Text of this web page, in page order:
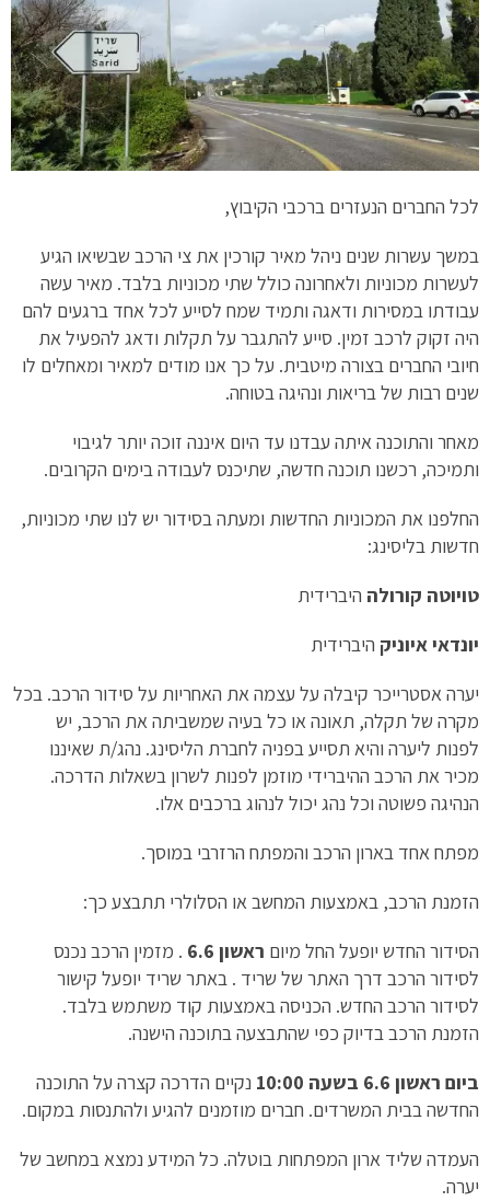
לכל החברים הנעזרים ברכבי הקיבוץ,
במשך עשרות שנים ניהל מאיר קורכין את צי הרכב שבשיאו הגיע
לעשרות מכוניות ולאחרונה כולל שתי מכוניות בלבד. מאיר עשה
עבודתו במסירות ודאגה ותמיד שמח לסייע לכל אחד ברגעים להם
היה זקוק לרכב זמין. סייע להתגבר על תקלות ודאג להפעיל את
חיובי החברים בצורה מיטבית. על כך אנו מודים למאיר ומאחלים לו
שנים רבות של בריאות ונהיגה בטוחה.
מאחר והתוכנה איתה עבדנו עד היום איננה זוכה יותר לגיבוי
ותמיכה, רכשנו תוכנה חדשה, שתיכנס לעבודה בימים הקרובים.
החלפנו את המכוניות החדשות ומעתה בסידור יש לנו שתי מכוניות,
חדשות בליסינג:
טויוטה קורולה היברידית
יונדאי איוניק היברידית
יערה אסטרייכר קיבלה על עצמה את האחריות על סידור הרכב. בכל
מקרה של תקלה, תאונה או כל בעיה שמשביתה את הרכב, יש
לפנות ליערה והיא תסייע בפניה לחברת הליסינג. נהג/ת שאיננו
מכיר את הרכב ההיברידי מוזמן לפנות לשרון בשאלות הדרכה.
הנהיגה פשוטה וכל נהג יכול לנהוג ברכבים אלו.
מפתח אחד בארון הרכב והמפתח הרזרבי במוסך.
הזמנת הרכב, באמצעות המחשב או הסלולרי תתבצע כך:
הסידור החדש יופעל החל מיום ראשון 6.6
. מזמין הרכב נכנס
לסידור הרכב דרך האתר של שריד . באתר שריד יופעל קישור
לסידור הרכב החדש. הכניסה באמצעות קוד משתמש בלבד.
הזמנת הרכב בדיוק כפי שהתבצעה בתוכנה הישנה.
ביום ראשון 6.6 בשעה 10:00
נקיים הדרכה קצרה על התוכנה
החדשה בבית המשרדים. חברים מוזמנים להגיע ולהתנסות במקום.
העמדה שליד ארון המפתחות בוטלה. כל המידע נמצא במחשב של
יערה.